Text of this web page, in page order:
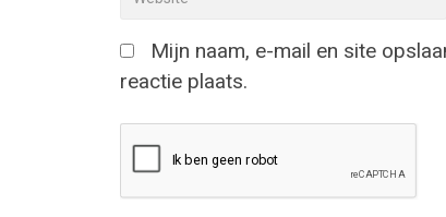
Mijn naam, e-mail en site
reactie plaats.